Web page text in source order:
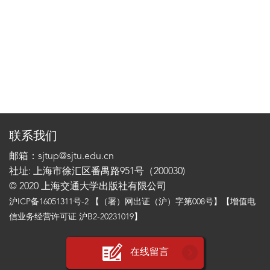
联系我们
邮箱：sjtup@sjtu.edu.cn
社址: 上海市徐汇区番禺路951号（200030)
© 2020 上海交通大学出版社有限公司
沪ICP备16051311号-2 【（署）网出证（沪）字第008号】【增值电
信业务经营许可证 沪B2-20231019】
在线留言